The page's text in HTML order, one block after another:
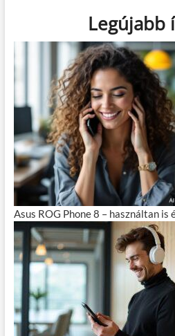
Legújabb
Asus ROG Phone 8 – használtan is